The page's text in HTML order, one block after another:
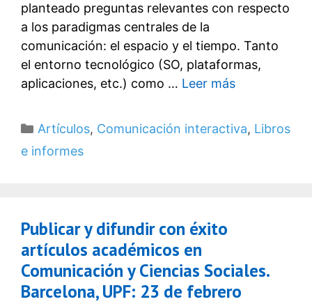
planteado preguntas relevantes con respecto
a los paradigmas centrales de la
comunicación: el espacio y el tiempo. Tanto
el entorno tecnológico (SO, plataformas,
aplicaciones, etc.) como … Leer más
Categorías
Artículos, Comunicación interactiva, Libros
e informes
Publicar y difundir con éxito
artículos académicos en
Comunicación y Ciencias Sociales.
Barcelona, UPF: 23 de febrero